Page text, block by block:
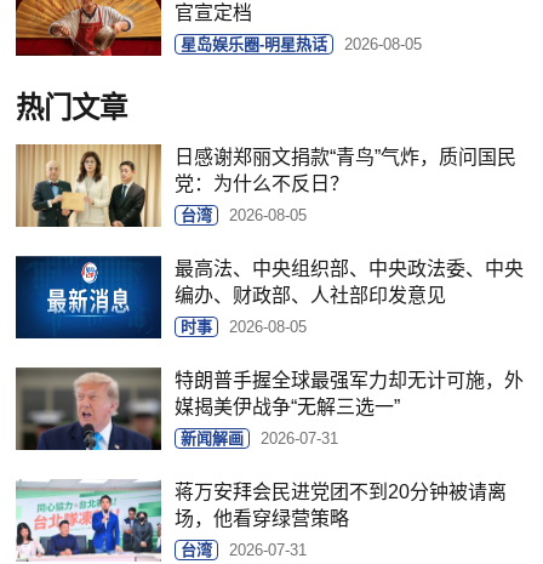
官宣定档
星岛娱乐圈-明星热话 2026-08-05
热门文章
日感谢郑丽文捐款“青鸟”气炸，质问国民
党：为什么不反日？
台湾 2026-08-05
最高法、中央组织部、中央政法委、中央
编办、财政部、人社部印发意见
时事 2026-08-05
特朗普手握全球最强军力却无计可施，外
媒揭美伊战争“无解三选一”
新闻解画 2026-07-31
蒋万安拜会民进党团不到20分钟被请离
场，他看穿绿营策略
台湾 2026-07-31